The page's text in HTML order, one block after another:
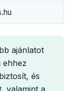
ajánlatot
ehhez
biztosít, és
, valamint a